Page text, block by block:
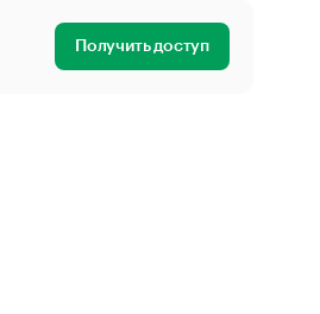
Получить доступ